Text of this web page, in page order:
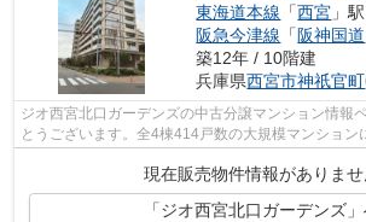
東海道本線 「西宮 」
阪急今津線 「 阪神国道
築12年 / 10階建
兵庫県西宮市神祇官町
ジオ西宮北口ガーデンズの中古分譲マンション情報
とうございます。全4棟414戸数の大規模マンション
現在販売物件情報がありませ
「ジオ西宮北口ガーデンズ